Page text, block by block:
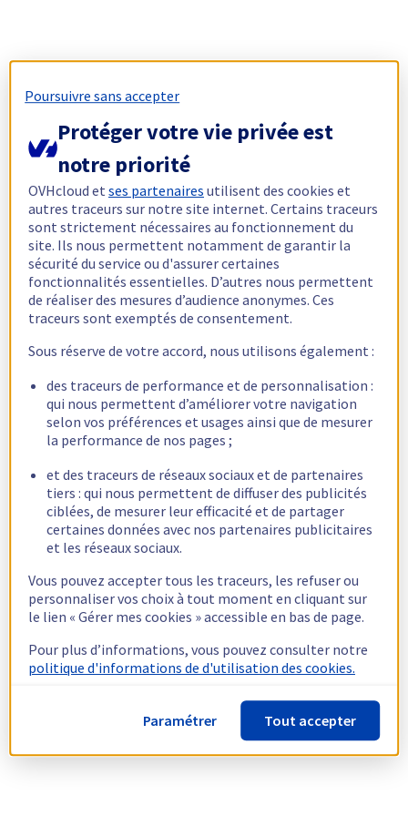
Poursuivre sans accepter
Protéger votre vie privée est
notre priorité
OVHcloud etses partenaires utilisent des cookies et
autres traceurs sur notre site internet. Certains traceurs
sont strictement nécessaires au fonctionnement du
site. Ils nous permettent notamment de garantir la
sécurité du service ou d'assurer certaines
fonctionnalités essentielles. D’autres nous permettent
de réaliser des mesures d’audience anonymes. Ces
traceurs sont exemptés de consentement.
Sous réserve de votre accord, nous utilisons également :
des traceurs de performance et de personnalisation :
qui nous permettent d’améliorer votre navigation
selon vos préférences et usages ainsi que de mesurer
la performance de nos pages ;
et des traceurs de réseaux sociaux et de partenaires
tiers : qui nous permettent de diffuser des publicités
ciblées, de mesurer leur efficacité et de partager
certaines données avec nos partenaires publicitaires
et les réseaux sociaux.
Vous pouvez accepter tous les traceurs, les refuser ou
personnaliser vos choix à tout moment en cliquant sur
le lien « Gérer mes cookies » accessible en bas de page.
Pour plus d’informations, vous pouvez consulter notre
politique d'informations de d'utilisation des cookies.
Paramétrer Tout accepter